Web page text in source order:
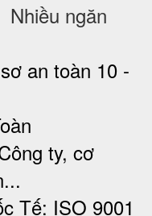
Nhiều ngăn
an toàn 10 -
ty, cơ
Tế: ISO 9001